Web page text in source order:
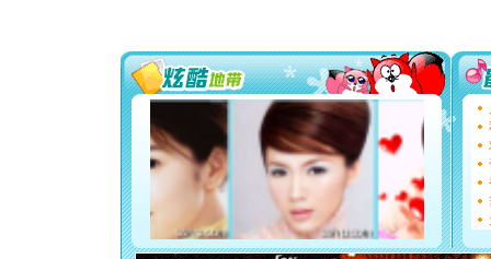
都要快乐
[圣诞节]
如意,快
[元旦]
看
断电。
你是我
[元旦]
如
起；二
离。水
[元旦] 当
泣，这痛